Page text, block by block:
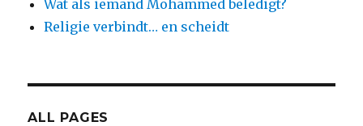
Wat als iemand Mohammed beledigt?
Religie verbindt… en scheidt
ALL PAGES